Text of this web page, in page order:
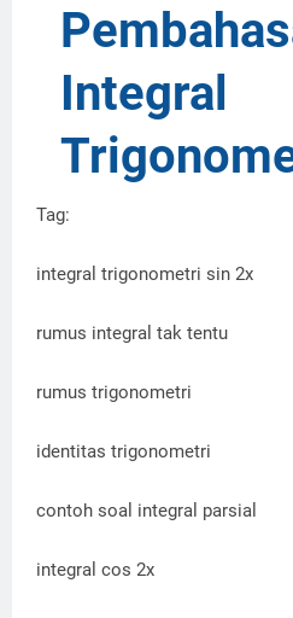
Integral
Tag:
integral trigonometri sin 2x
rumus integral tak tentu
rumus trigonometri
identitas trigonometri
contoh soal integral parsial
integral cos 2x